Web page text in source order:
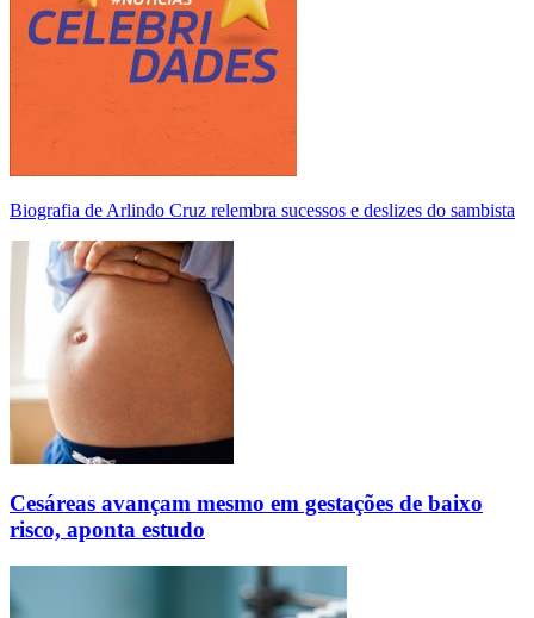
Biografia de Arlindo Cruz relembra sucessos e deslizes do sambista
Cesáreas avançam mesmo em gestações de baixo
risco, aponta estudo